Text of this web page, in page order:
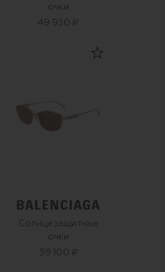
очки
49 950 ₽
Солнцезащитные
очки
59 100 ₽